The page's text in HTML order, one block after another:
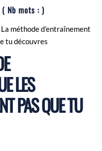
( Nb mots : )
méthode d’entraînement
tu découvres
LES
PAS QUE TU